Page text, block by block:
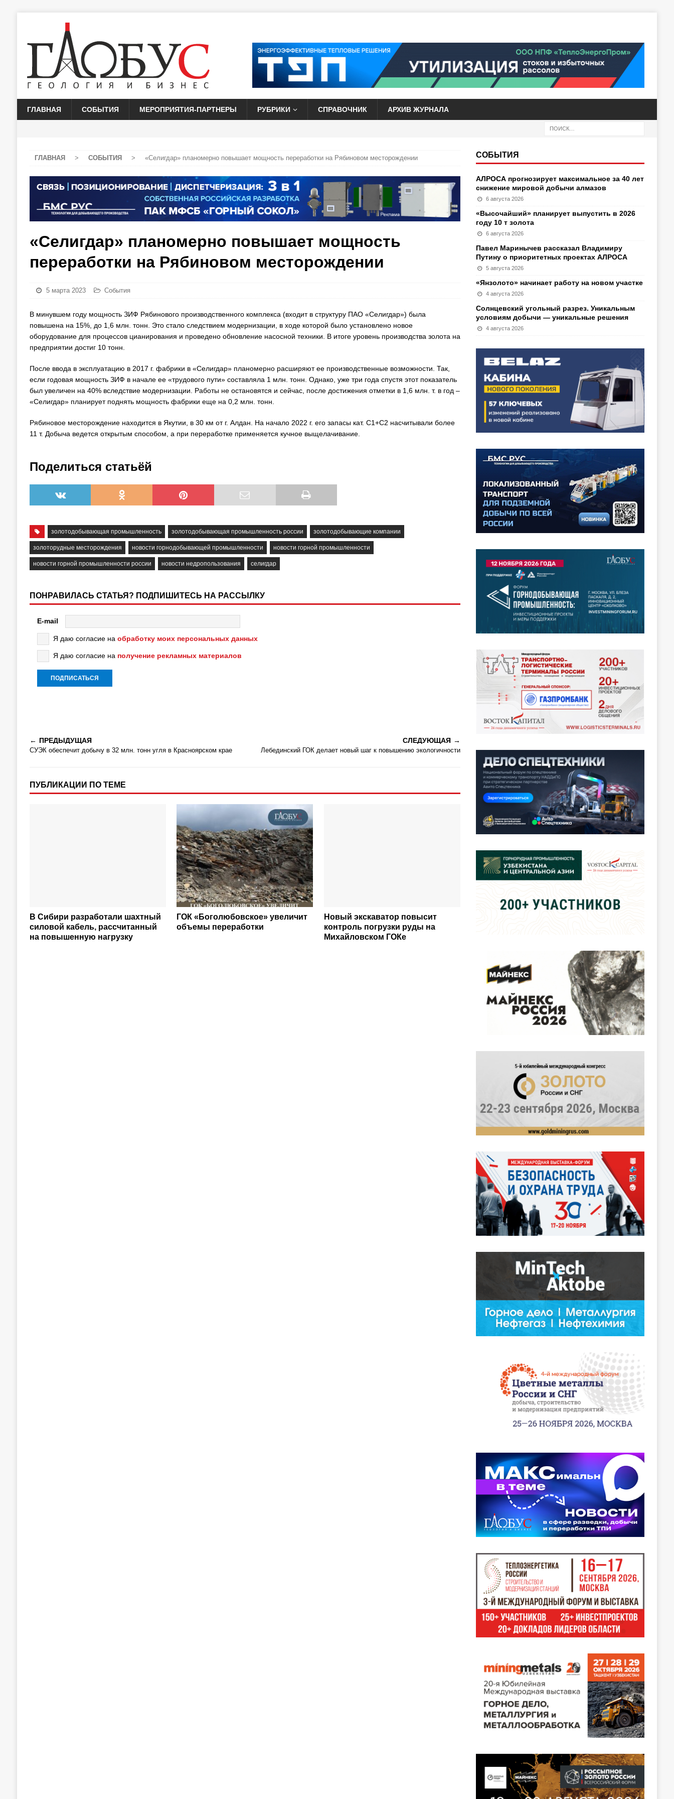
ГЛАВНАЯ СОБЫТИЯ МЕРОПРИЯТИЯ-ПАРТНЕРЫ РУБРИКИ СПРАВОЧНИК АРХИВ ЖУРНАЛА
ГЛАВНАЯ > СОБЫТИЯ > «Селигдар» планомерно повышает мощность переработки на Рябиновом месторождении
«Селигдар» планомерно повышает мощность
переработки на Рябиновом месторождении
5 марта 2023 События
В минувшем году мощность ЗИФ Рябинового производственного комплекса (входит в структуру ПАО «Селигдар») была
повышена на 15%, до 1,6 млн. тонн. Это стало следствием модернизации, в ходе которой было установлено новое
оборудование для процессов цианирования и проведено обновление насосной техники. В итоге уровень производства золота на
предприятии достиг 10 тонн.
После ввода в эксплуатацию в 2017 г. фабрики в «Селигдар» планомерно расширяют ее производственные возможности. Так,
если годовая мощность ЗИФ в начале ее «трудового пути» составляла 1 млн. тонн. Однако, уже три года спустя этот показатель
был увеличен на 40% вследствие модернизации. Работы не остановятся и сейчас, после достижения отметки в 1,6 млн. т. в год –
«Селигдар» планирует поднять мощность фабрики еще на 0,2 млн. тонн.
Рябиновое месторождение находится в Якутии, в 30 км от г. Алдан. На начало 2022 г. его запасы кат. С1+С2 насчитывали более
11 т. Добыча ведется открытым способом, а при переработке применяется кучное выщелачивание.
Поделиться статьёй
золотодобывающая промышленность золотодобывающая промышленность россии золотодобывающие компании
золоторудные месторождения новости горнодобывающей промышленности новости горной промышленности
новости горной промышленности россии новости недропользования селигдар
ПОНРАВИЛАСЬ СТАТЬЯ? ПОДПИШИТЕСЬ НА РАССЫЛКУ
E-mail
Я даю согласие на обработку моих персональных данных
Я даю согласие на получение рекламных материалов
ПРЕДЫДУЩАЯ
СУЭК обеспечит добычу в 32 млн. тонн угля в Красноярском крае
СЛЕДУЮЩАЯ
Лебединский ГОК делает новый шаг к повышению экологичности
ПУБЛИКАЦИИ ПО ТЕМЕ
В Сибири разработали шахтный
силовой кабель, рассчитанный
на повышенную нагрузку
ГОК «Боголюбовское» увеличит
объемы переработки
Новый экскаватор повысит
контроль погрузки руды на
Михайловском ГОКе
СОБЫТИЯ
АЛРОСА прогнозирует максимальное за 40 лет
снижение мировой добычи алмазов
6 августа 2026
«Высочайший» планирует выпустить в 2026
году 10 т золота
6 августа 2026
Павел Маринычев рассказал Владимиру
Путину о приоритетных проектах АЛРОСА
5 августа 2026
«Янзолото» начинает работу на новом участке
4 августа 2026
Солнцевский угольный разрез. Уникальным
условиям добычи — уникальные решения
4 августа 2026